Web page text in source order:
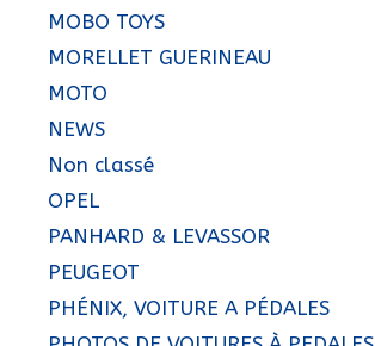
MOBO TOYS
MORELLET GUERINEAU
MOTO
NEWS
Non classé
OPEL
PANHARD & LEVASSOR
PEUGEOT
PHÉNIX, VOITURE A PÉDALES